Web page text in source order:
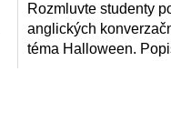
Rozmluvte studenty
anglických
téma Halloween.